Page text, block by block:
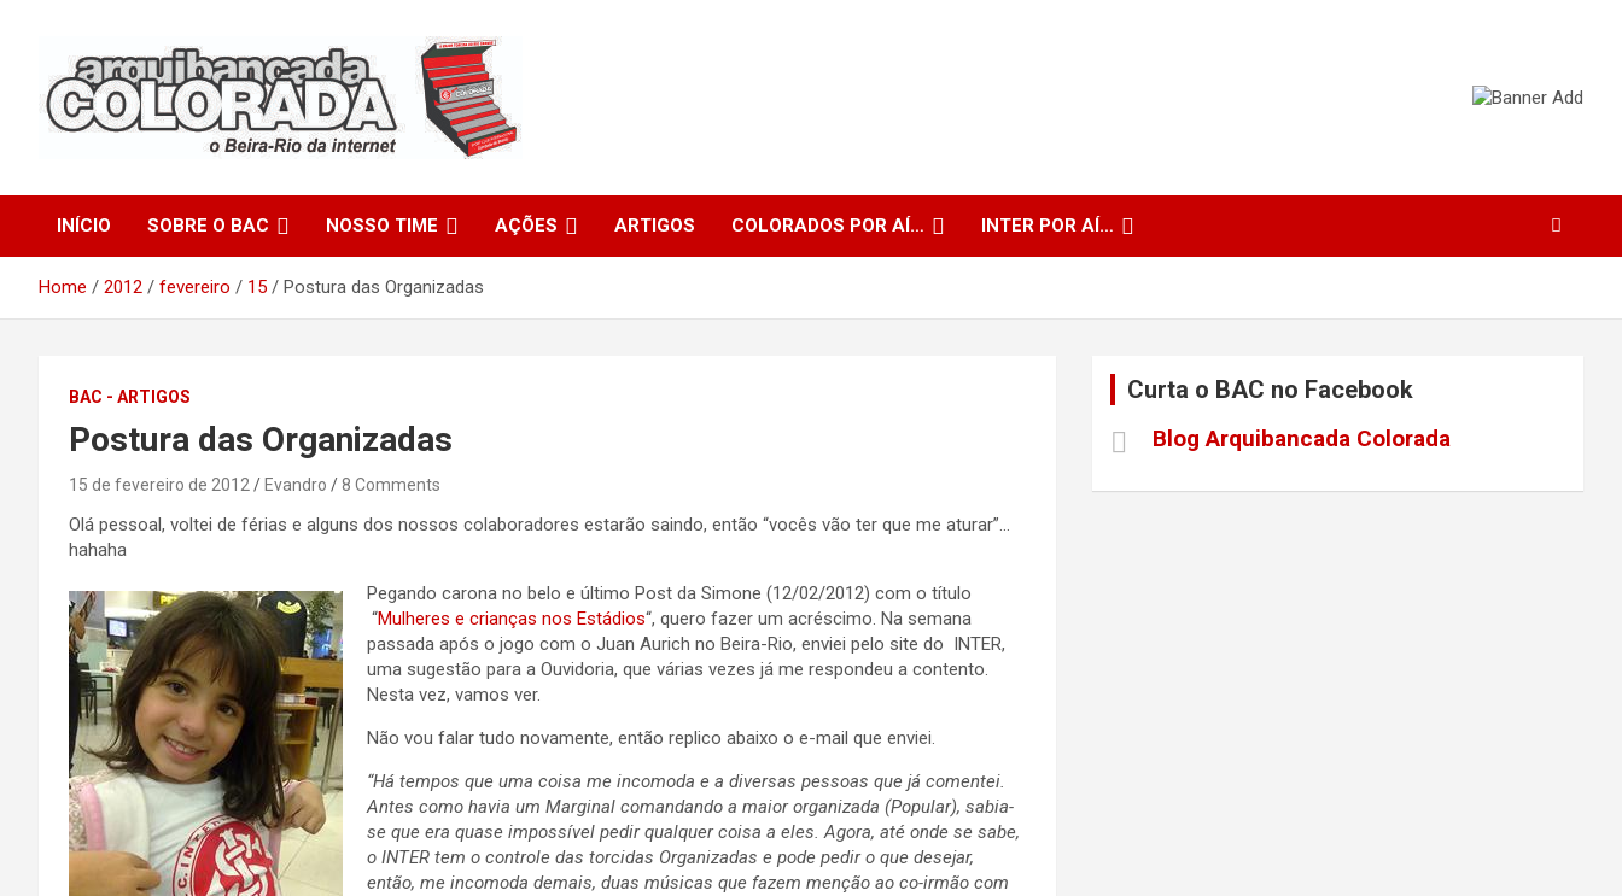
Arquibancada Colorada
INÍCIO SOBRE O BAC NOSSO TIME AÇÕES ARTIGOS COLORADOS POR AÍ… INTER POR AÍ…
Home 2012 fevereiro 15 Postura das Organizadas
BAC - ARTIGOS
Postura das Organizadas
15 de fevereiro de 2012 Evandro 8 Comments
Olá pessoal, voltei de férias e alguns dos nossos colaboradores estarão saindo, então “vocês vão ter que me aturar”…
hahaha
Pegando carona no belo e último Post da Simone (12/02/2012) com o título
“Mulheres e crianças nos Estádios“, quero fazer um acréscimo. Na semana
passada após o jogo com o Juan Aurich no Beira-Rio, enviei pelo site do INTER,
uma sugestão para a Ouvidoria, que várias vezes já me respondeu a contento.
Nesta vez, vamos ver.
Não vou falar tudo novamente, então replico abaixo o e-mail que enviei.
“Há tempos que uma coisa me incomoda e a diversas pessoas que já comentei.
Antes como havia um Marginal comandando a maior organizada (Popular), sabia-
se que era quase impossível pedir qualquer coisa a eles. Agora, até onde se sabe,
o INTER tem o controle das torcidas Organizadas e pode pedir o que desejar,
então, me incomoda demais, duas músicas que fazem menção ao co-irmão com
Curta o BAC no Facebook
Blog Arquibancada Colorada